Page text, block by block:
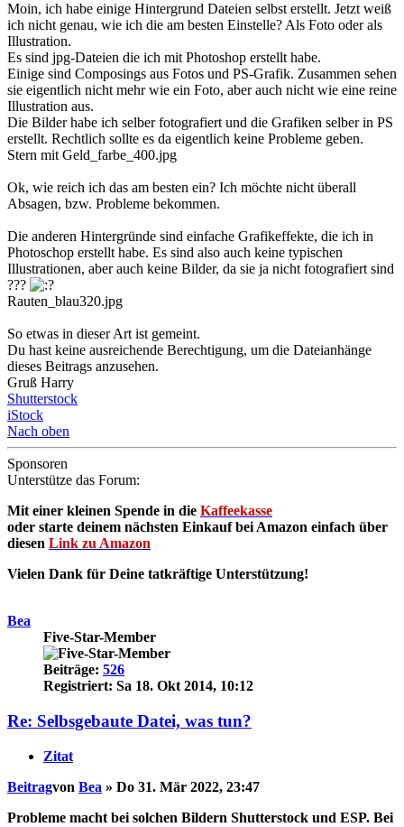
Moin, ich habe einige Hintergrund Dateien selbst erstellt. Jetzt weiß
ich nicht genau, wie ich die am besten Einstelle? Als Foto oder als
Illustration.
Es sind jpg-Dateien die ich mit Photoshop erstellt habe.
Einige sind Composings aus Fotos und PS-Grafik. Zusammen sehen
sie eigentlich nicht mehr wie ein Foto, aber auch nicht wie eine reine
Illustration aus.
Die Bilder habe ich selber fotografiert und die Grafiken selber in PS
erstellt. Rechtlich sollte es da eigentlich keine Probleme geben.
Stern mit Geld_farbe_400.jpg
Ok, wie reich ich das am besten ein? Ich möchte nicht überall
Absagen, bzw. Probleme bekommen.
Die anderen Hintergründe sind einfache Grafikeffekte, die ich in
Photoschop erstellt habe. Es sind also auch keine typischen
Illustrationen, aber auch keine Bilder, da sie ja nicht fotografiert sind
???
Rauten_blau320.jpg
So etwas in dieser Art ist gemeint.
Du hast keine ausreichende Berechtigung, um die Dateianhänge
dieses Beitrags anzusehen.
Gruß Harry
Shutterstock
iStock
Nach oben
Sponsoren
Unterstütze das Forum:
Mit einer kleinen Spende in die Kaffeekasse
oder starte deinem nächsten Einkauf bei Amazon einfach über
diesen Link zu Amazon
Vielen Dank für Deine tatkräftige Unterstützung!
Bea
Five-Star-Member
Beiträge: 526
Registriert: Sa 18. Okt 2014, 10:12
Re: Selbsgebaute Datei, was tun?
Zitat
Beitragvon Bea » Do 31. Mär 2022, 23:47
Probleme macht bei solchen Bildern Shutterstock und ESP. Bei